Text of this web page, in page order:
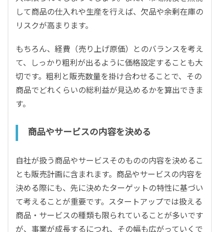
して商品の仕入れや生産を行えば、欠品や余剰在庫の
リスクが高まります。
もちろん、経費（売り上げ原価）とのバランスを考え
て、しっかり粗利が出るように価格設定することも大
切です。粗利と販売数量を掛け合わせることで、その
商品でどれくらいの総利益が見込めるかを算出できま
す。
商品やサービスの内容を決める
自社が扱う商品やサービスそのものの内容を決めるこ
とも販売計画に含まれます。商品やサービスの内容を
決める際にも、先に決めたターゲットの特性に基づい
て考えることが重要です。スタートアップでは扱える
商品・サービスの種類も限られていることが多いです
が、事業が成長するにつれ、その幅も広がっていくで